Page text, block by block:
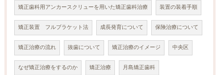
矯正歯科用アンカースクリューを用いた矯正歯科治療 装置の装着手順
矯正装置 フルブラケット法 成長発育について 保険治療について
矯正治療の流れ 抜歯について 矯正治療のイメージ 中央区
なぜ矯正治療をするのか 矯正治療 月島矯正歯科